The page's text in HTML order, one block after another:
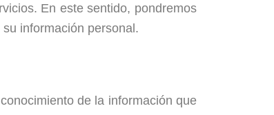
En este sentido, pondremos
información personal.
de la información que